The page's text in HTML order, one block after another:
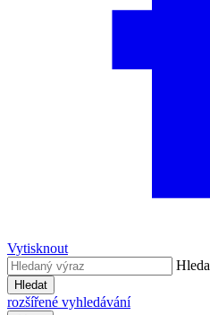
Vytisknout
Hledat
rozšířené vyhledávání